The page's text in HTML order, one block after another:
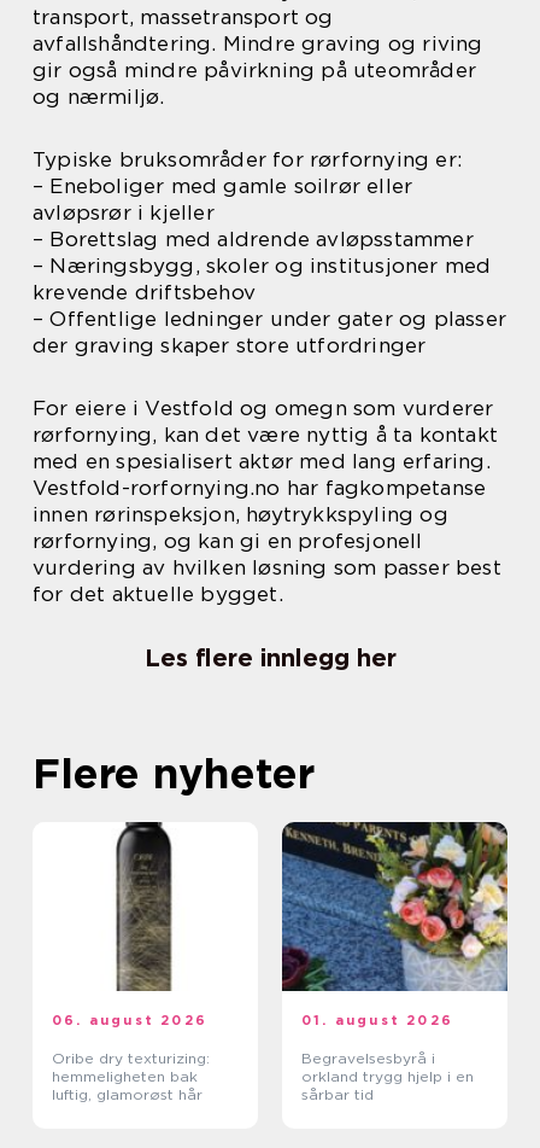
transport, massetransport og
avfallshåndtering. Mindre graving og riving
gir også mindre påvirkning på uteområder
og nærmiljø.
Typiske bruksområder for rørfornying er:
– Eneboliger med gamle soilrør eller
avløpsrør i kjeller
– Borettslag med aldrende avløpsstammer
– Næringsbygg, skoler og institusjoner med
krevende driftsbehov
– Offentlige ledninger under gater og plasser
der graving skaper store utfordringer
For eiere i Vestfold og omegn som vurderer
rørfornying, kan det være nyttig å ta kontakt
med en spesialisert aktør med lang erfaring.
Vestfold-rorfornying.no har fagkompetanse
innen rørinspeksjon, høytrykkspyling og
rørfornying, og kan gi en profesjonell
vurdering av hvilken løsning som passer best
for det aktuelle bygget.
Les flere innlegg her
Flere nyheter
06. august 2026
Oribe dry texturizing:
hemmeligheten bak
luftig, glamorøst hår
01. august 2026
Begravelsesbyrå i
orkland trygg hjelp i en
sårbar tid